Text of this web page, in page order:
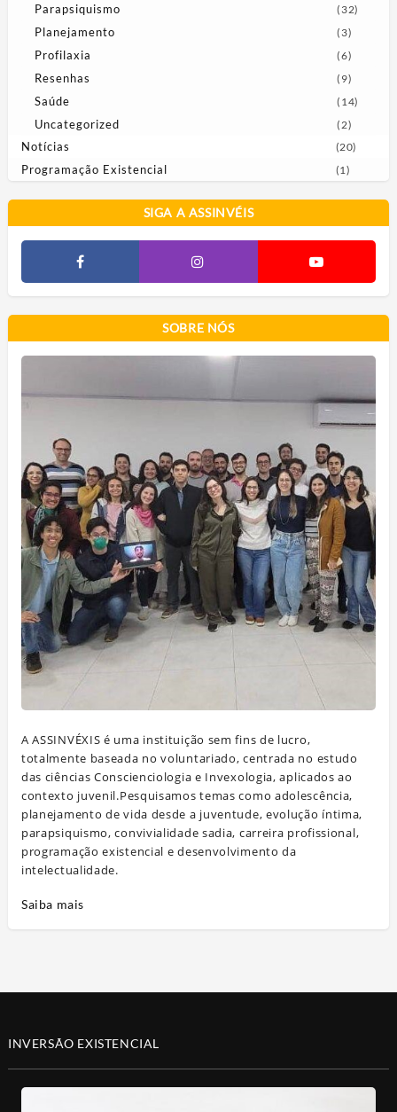
Parapsiquismo (32)
Planejamento (3)
Profilaxia (6)
Resenhas (9)
Saúde (14)
Uncategorized (2)
Notícias (20)
Programação Existencial (1)
SIGA A ASSINVÉIS
SOBRE NÓS
A ASSINVÉXIS é uma instituição sem fins de lucro,
totalmente baseada no voluntariado, centrada no estudo
das ciências Conscienciologia e Invexologia, aplicados ao
contexto juvenil.Pesquisamos temas como adolescência,
planejamento de vida desde a juventude, evolução íntima,
parapsiquismo, convivialidade sadia, carreira profissional,
programação existencial e desenvolvimento da
intelectualidade.
Saiba mais
INVERSÃO EXISTENCIAL